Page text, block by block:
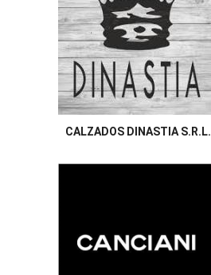
CALZADOS DINASTIA S.R.L.